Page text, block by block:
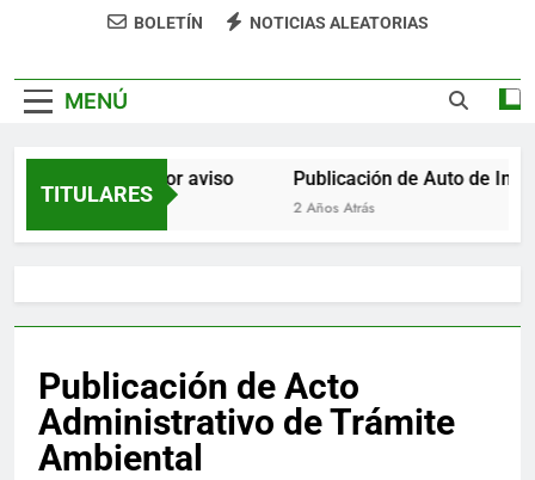
CITACIONES
BOLETÍN NOTICIAS ALEATORIAS
MENÚ
TITULARES
Notificación por aviso
2 Años Atrás
Publicación de Auto de
2 Años Atrás
Publicación de Acto
Administrativo de Trámite
Ambiental